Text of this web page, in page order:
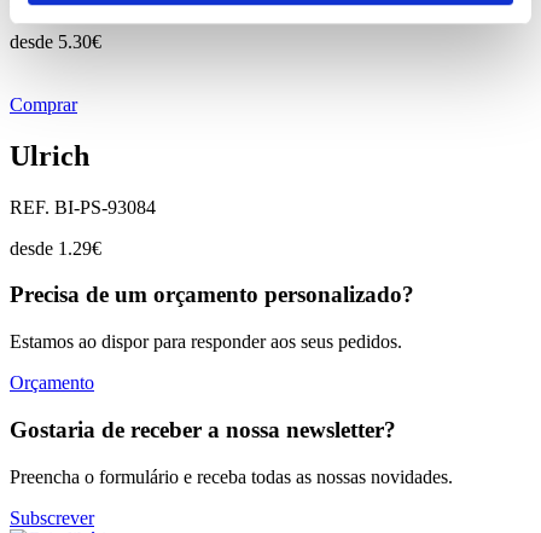
desde 5.30€
Comprar
Ulrich
REF. BI-PS-93084
desde 1.29€
Precisa de um orçamento personalizado?
Estamos ao dispor para responder aos seus pedidos.
Orçamento
Gostaria de receber a nossa newsletter?
Preencha o formulário e receba todas as nossas novidades.
Subscrever